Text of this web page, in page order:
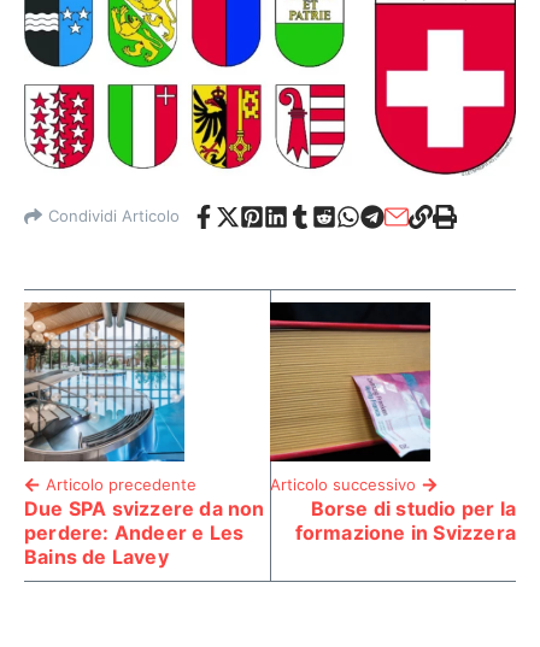
Condividi Articolo
Articolo precedente
Due SPA svizzere da non
perdere: Andeer e Les
Bains de Lavey
Articolo successivo
Borse di studio per la
formazione in Svizzera